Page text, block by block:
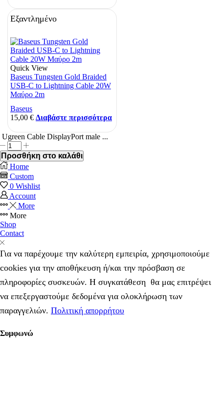
Εξαντλημένο
Quick View
Baseus Tungsten Gold Braided
USB-C to Lightning Cable 20W
Μαύρο 2m
Baseus
15,00 € Διαβάστε περισσότερα
Ugreen Cable DisplayPort male ...
Ugreen
Cable
DisplayPort
male
-
DisplayPort
male
1m
Μαύρο
ποσότητα
Προσθήκη στο καλάθι
Home
Custom
0 Wishlist
Account
More
More
Shop
Contact
Για να παρέχουμε την καλύτερη εμπειρία, χρησιμοποιούμε
cookies για την αποθήκευση ή/και την πρόσβαση σε
πληροφορίες συσκευών. Η συγκατάθεση θα μας επιτρέψει
να επεξεργαστούμε δεδομένα για ολοκλήρωση των
παραγγελιών. Πολιτική απορρήτου
Συμφωνώ